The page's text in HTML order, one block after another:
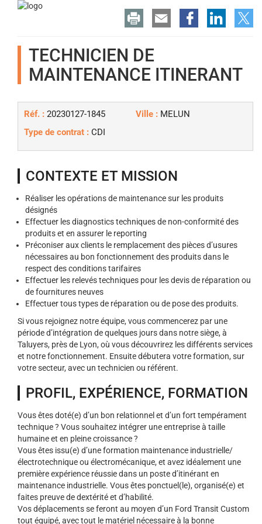
TECHNICIEN DE
MAINTENANCE ITINERANT
Réf. : 20230127-1845 Ville : MELUN
Type de contrat : CDI
CONTEXTE ET MISSION
Réaliser les opérations de maintenance sur les produits
désignés
Effectuer les diagnostics techniques de non-conformité des
produits et en assurer le reporting
Préconiser aux clients le remplacement des pièces d’usures
nécessaires au bon fonctionnement des produits dans le
respect des conditions tarifaires
Effectuer les relevés techniques pour les devis de réparation ou
de fournitures neuves
Effectuer tous types de réparation ou de pose des produits.
Si vous rejoignez notre équipe, vous commencerez par une
période d’intégration de quelques jours dans notre siège, à
Taluyers, près de Lyon, où vous découvrirez les différents services
et notre fonctionnement. Ensuite débutera votre formation, sur
votre secteur, avec un technicien ou référent.
PROFIL, EXPÉRIENCE, FORMATION
Vous êtes doté(e) d’un bon relationnel et d’un fort tempérament
technique ? Vous souhaitez intégrer une entreprise à taille
humaine et en pleine croissance ?
Vous êtes issu(e) d’une formation maintenance industrielle/
électrotechnique ou électromécanique, et avez idéalement une
première expérience réussie dans un poste d’itinérant en
maintenance industrielle. Vous êtes ponctuel(le), organisé(e) et
faites preuve de dextérité et d’habilité.
Vos déplacements se feront au moyen d’un Ford Transit Custom
tout équipé, avec tout le matériel nécessaire à la bonne